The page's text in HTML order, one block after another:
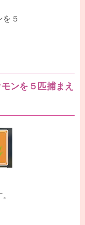
を５
ンを５匹捕まえ